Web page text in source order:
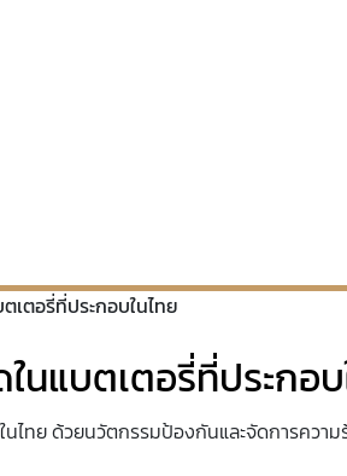
ตอรี่ที่ประกอบในไทย
แบตเตอรี่ที่ประกอบ
ไทย ด้วยนวัตกรรมป้องกันและจัดการควา